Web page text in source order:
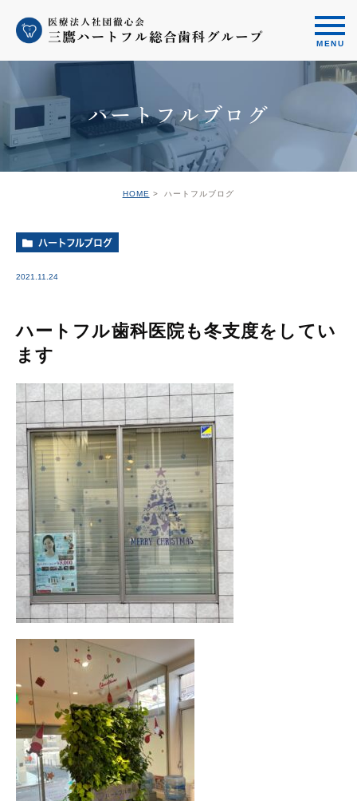
ハートフルブログ
HOME ハートフルブログ
ハートフルブログ
2021.11.24
ハートフル歯科医院も冬支度をしてい
ます